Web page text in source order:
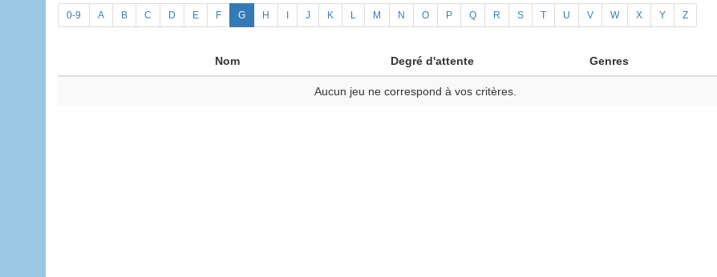
0-9 A B C D E F G H J K L M N O P Q R S T U V W X Y Z
Nom Degré d'attente Genres
Aucun jeu ne correspond à vos critères.